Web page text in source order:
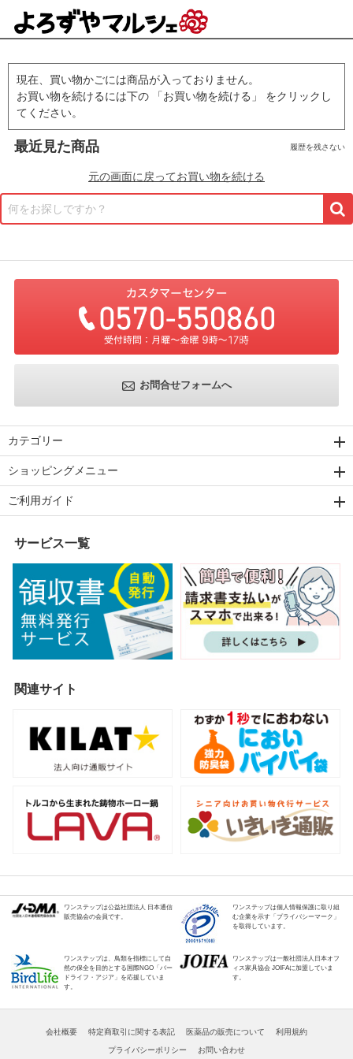
現在、買い物かごには商品が入っておりません。
お買い物を続けるには下の 「お買い物を続ける」 をクリックし
てください。
最近見た商品 履歴を残さない
元の画面に戻ってお買い物を続ける
何をお探しですか？
お問合せフォームへ
カテゴリー
ショッピングメニュー
ご利用ガイド
サービス一覧
関連サイト
ワンステップは公益社団法人 日本通信
販売協会の会員です。
ワンステップは個人情報保護に取り組
む企業を示す「プライバシーマーク」
を取得しています。
ワンステップは、鳥類を指標にして自
然の保全を目的とする国際NGO「バー
ドライフ・アジア」を応援していま
す。
ワンステップは一般社団法人日本オフ
ィス家具協会 JOIFAに加盟していま
す。
会社概要 特定商取引に関する表記 医薬品の販売について 利用規約
プライバシーポリシー お問い合わせ